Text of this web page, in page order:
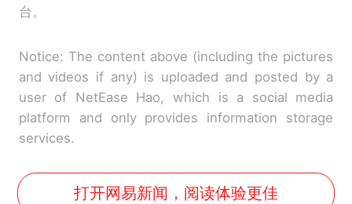
台。
Notice: The content above (including the pictures
and videos if any) is uploaded and posted by a
user of NetEase Hao, which is a social media
platform and only provides information storage
services.
打开网易新闻，阅读体验更佳